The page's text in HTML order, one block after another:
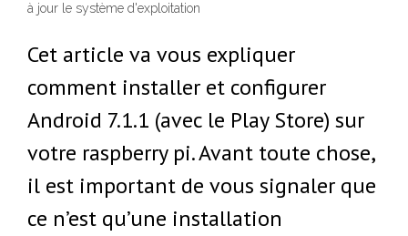
à jour le système d'exploitation
Cet article va vous expliquer
comment installer et configurer
Android 7.1.1 (avec le Play Store) sur
votre raspberry pi. Avant toute chose,
il est important de vous signaler que
ce n’est qu’une installation